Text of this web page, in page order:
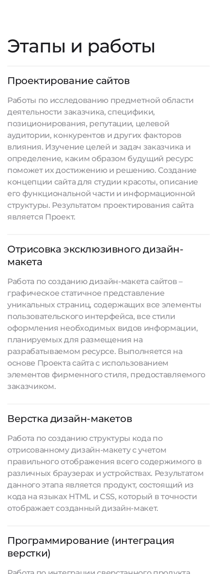
Этапы и работы
Проектирование сайтов
Работы по исследованию предметной области
деятельности заказчика, специфики,
позиционирования, репутации, целевой
аудитории, конкурентов и других факторов
влияния. Изучение целей и задач заказчика и
определение, каким образом будущий ресурс
поможет их достижению и решению. Создание
концепции сайта для студии красоты, описание
его функциональной части и информационной
структуры. Результатом проектирования сайта
является Проект.
Отрисовка эксклюзивного дизайн-
макета
Работа по созданию дизайн-макета сайтов –
графическое статичное представление
уникальных страниц, содержащих все элементы
пользовательского интерфейса, все стили
оформления необходимых видов информации,
планируемых для размещения на
разрабатываемом ресурсе. Выполняется на
основе Проекта сайта с использованием
элементов фирменного стиля, предоставляемого
заказчиком.
Верстка дизайн-макетов
Работа по созданию структуры кода по
отрисованному дизайн-макету с учетом
правильного отображения всего содержимого в
различных браузерах и устройствах. Результатом
данного этапа является продукт, состоящий из
кода на языках HTML и CSS, который в точности
отображает созданный дизайн-макет.
Программирование (интеграция
верстки)